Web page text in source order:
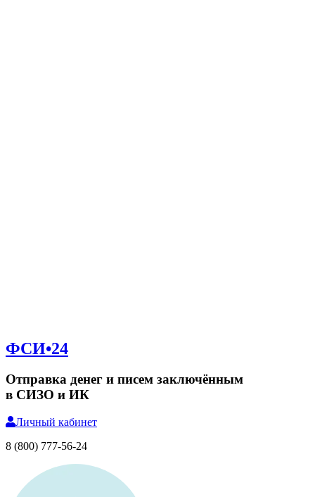
ФСИ•24
Отправка денег и писем заключённым
в СИЗО и ИК
Личный кабинет
8 (800) 777-56-24